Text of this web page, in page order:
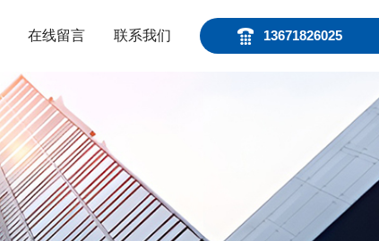
13671826025
在线留言 联系我们